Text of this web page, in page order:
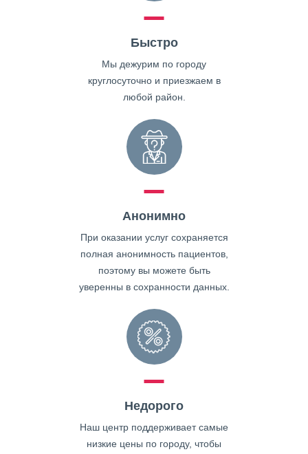
Быстро
Мы дежурим по городу
круглосуточно и приезжаем в
любой район.
Анонимно
При оказании услуг сохраняется
полная анонимность пациентов,
поэтому вы можете быть
уверенны в сохранности данных.
Недорого
Наш центр поддерживает самые
низкие цены по городу, чтобы